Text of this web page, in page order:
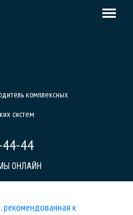
комплексных
систем
44
ОНЛАЙН
рекомендованная к